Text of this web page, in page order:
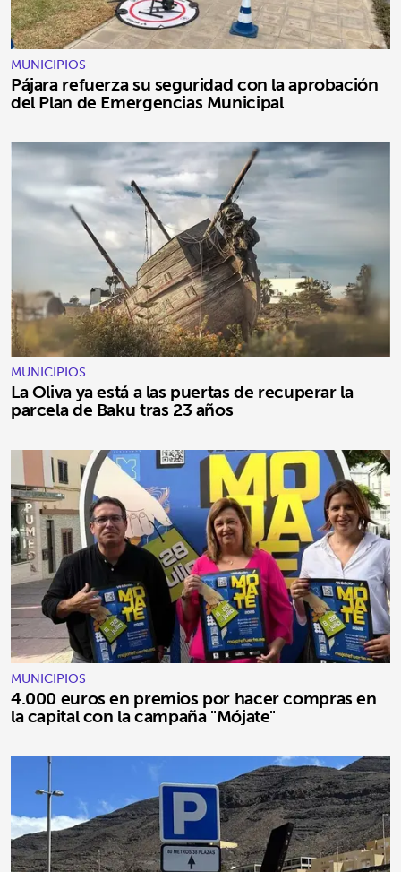
MUNICIPIOS
Pájara refuerza su seguridad con la aprobación
del Plan de Emergencias Municipal
MUNICIPIOS
La Oliva ya está a las puertas de recuperar la
parcela de Baku tras 23 años
MUNICIPIOS
4.000 euros en premios por hacer compras en
la capital con la campaña "Mójate"